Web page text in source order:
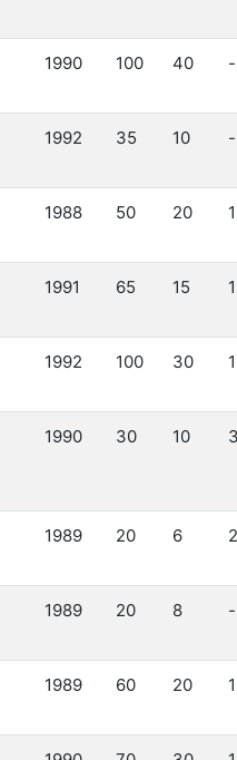
1990 100 40 -
1992 35 10 -
1988 50 20 1
1991 65 15 1
1992 100 30 1
1990 30 10
1989 20 6
1989 20 8 -
1989 60 20 1